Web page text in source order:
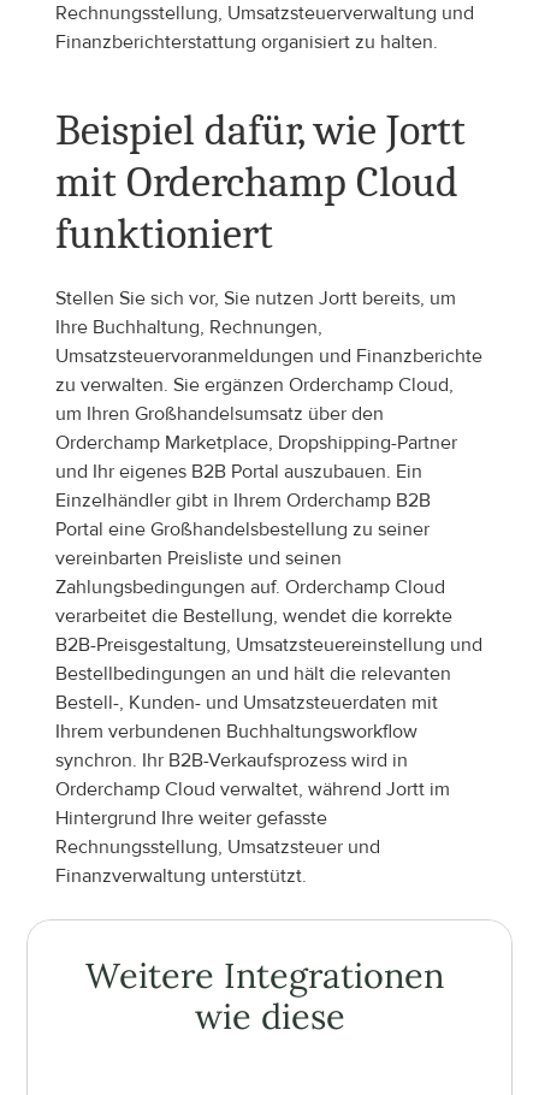
Rechnungsstellung, Umsatzsteuerverwaltung und
Finanzberichterstattung organisiert zu halten.
Beispiel dafür, wie Jortt
mit Orderchamp Cloud
funktioniert
Stellen Sie sich vor, Sie nutzen Jortt bereits, um
Ihre Buchhaltung, Rechnungen,
Umsatzsteuervoranmeldungen und Finanzberichte
zu verwalten. Sie ergänzen Orderchamp Cloud,
um Ihren Großhandelsumsatz über den
Orderchamp Marketplace, Dropshipping-Partner
und Ihr eigenes B2B Portal auszubauen. Ein
Einzelhändler gibt in Ihrem Orderchamp B2B
Portal eine Großhandelsbestellung zu seiner
vereinbarten Preisliste und seinen
Zahlungsbedingungen auf. Orderchamp Cloud
verarbeitet die Bestellung, wendet die korrekte
B2B-Preisgestaltung, Umsatzsteuereinstellung und
Bestellbedingungen an und hält die relevanten
Bestell-, Kunden- und Umsatzsteuerdaten mit
Ihrem verbundenen Buchhaltungsworkflow
synchron. Ihr B2B-Verkaufsprozess wird in
Orderchamp Cloud verwaltet, während Jortt im
Hintergrund Ihre weiter gefasste
Rechnungsstellung, Umsatzsteuer und
Finanzverwaltung unterstützt.
Weitere Integrationen
wie diese